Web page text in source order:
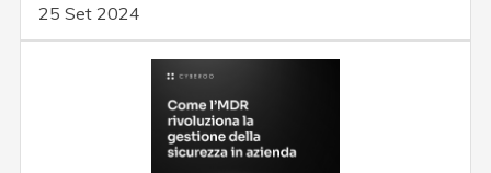
25 Set 2024